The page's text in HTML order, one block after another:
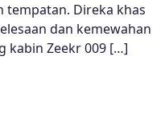
​Direka khas
dan kemewahan
kabin Zeekr 009 […]